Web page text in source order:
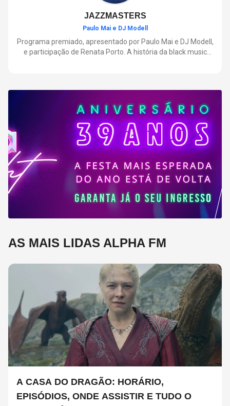
JAZZMASTERS
Paulo Mai e DJ Modell
Programa premiado, apresentado por Paulo Mai e DJ Modell,
e participação de Renata Porto. A história da black music
AS MAIS LIDAS ALPHA FM
A CASA DO DRAGÃO: HORÁRIO,
EPISÓDIOS, ONDE ASSISTIR E TUDO O